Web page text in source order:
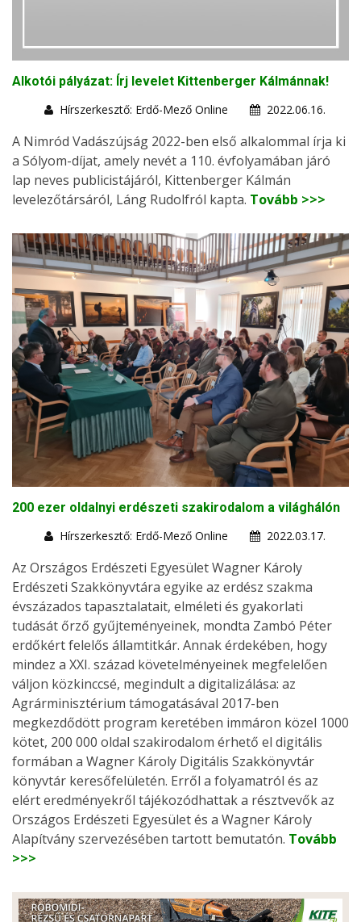
Alkotói pályázat: Írj levelet Kittenberger Kálmánnak!
Hírszerkesztő: Erdő-Mező Online
2022.06.16.
A Nimród Vadászújság 2022-ben első alkalommal írja ki
a Sólyom-díjat, amely nevét a 110. évfolyamában járó
lap neves publicistájáról, Kittenberger Kálmán
levelezőtársáról, Láng Rudolfról kapta. Tovább >>>
200 ezer oldalnyi erdészeti szakirodalom a világhálón
Hírszerkesztő: Erdő-Mező Online
2022.03.17.
Az Országos Erdészeti Egyesület Wagner Károly
Erdészeti Szakkönyvtára egyike az erdész szakma
évszázados tapasztalatait, elméleti és gyakorlati
tudását őrző gyűjteményeinek, mondta Zambó Péter
erdőkért felelős államtitkár. Annak érdekében, hogy
mindez a XXI. század követelményeinek megfelelően
váljon közkinccsé, megindult a digitalizálása: az
Agrárminisztérium támogatásával 2017-ben
megkezdődött program keretében immáron közel 1000
kötet, 200 000 oldal szakirodalom érhető el digitális
formában a Wagner Károly Digitális Szakkönyvtár
könyvtár keresőfelületén. Erről a folyamatról és az
elért eredményekről tájékozódhattak a résztvevők az
Országos Erdészeti Egyesület és a Wagner Károly
Alapítvány szervezésében tartott bemutatón. Tovább
>>>